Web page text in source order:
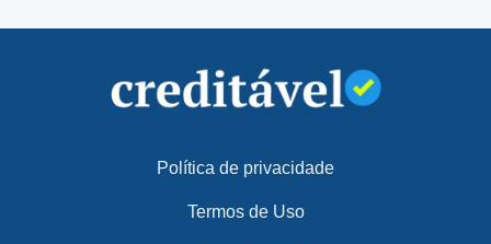
Política de privacidade
Termos de Uso